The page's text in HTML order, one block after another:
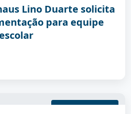
Lino Duarte solicita
para equipe
06/05/2026 09:30:00